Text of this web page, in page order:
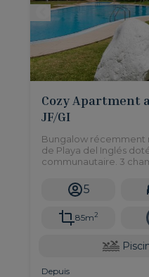
Cozy Apartment
JF/GI
Bungalow récemment
de Playa del Inglés
communautaire. 3
5
85m2
Depuis